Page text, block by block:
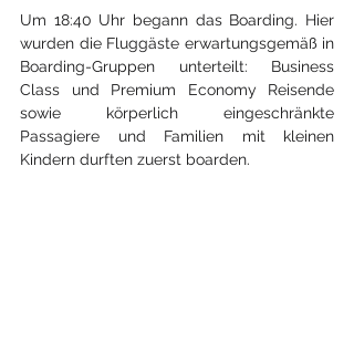
Um 18:40 Uhr begann das Boarding. Hier
wurden die Fluggäste erwartungsgemäß in
Boarding-Gruppen unterteilt: Business
Class und Premium Economy Reisende
sowie körperlich eingeschränkte
Passagiere und Familien mit kleinen
Kindern durften zuerst boarden.